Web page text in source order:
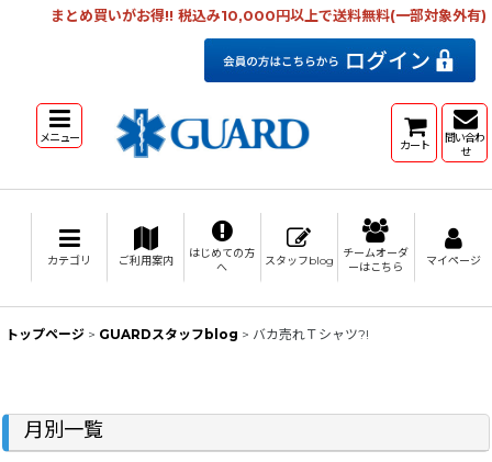
まとめ買いがお得!! 税込み10,000円以上で送料無料(一部対象外有)
メニュー カート
問い合わ
せ
カテゴリ ご利用案内
はじめての方
へ
スタッフblog
チームオーダ
ーはこちら
マイページ
トップページ > GUARDスタッフblog > バカ売れＴシャツ?!
月別一覧